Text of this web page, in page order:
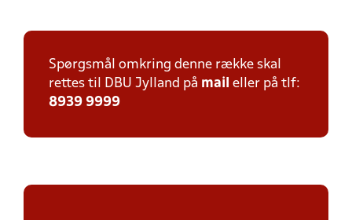
Spørgsmål omkring denne række skal
rettes til DBU Jylland på mail eller på tlf:
8939 9999